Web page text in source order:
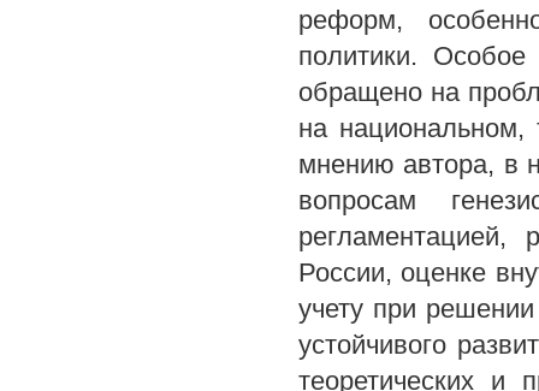
реформ,
политики.
обращено на
на
мнению автора, в
вопросам
регламентацией,
России, оценке
учету при
устойчивого
теоретических и